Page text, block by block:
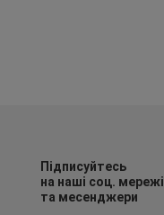
Підписуйтесь
на наші соц. мережі
та месенджери